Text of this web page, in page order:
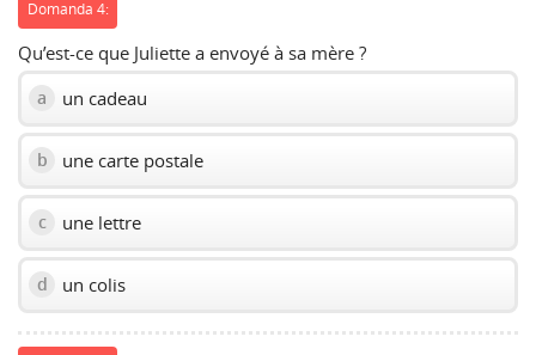
Domanda 4:
Qu’est-ce que Juliette a envoyé à sa mère ?
a un cadeau
b une carte postale
c une lettre
d un colis